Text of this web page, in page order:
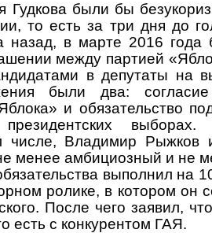
Гудкова были бы
то есть за три дня до
назад, в марте 2016 года
между партией
в депутаты на
были два:
и обязательство
числе, Владимир Рыжков
менее амбициозный и не
выполнил на
ролике, в котором он
После чего заявил,
есть с конкурентом ГАЯ.